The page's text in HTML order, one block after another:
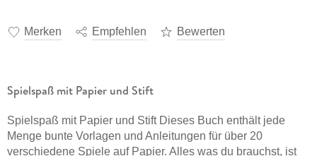
Merken Empfehlen Bewerten
Spielspaß mit Papier und Stift
Spielspaß mit Papier und Stift Dieses Buch enthält jede
Menge bunte Vorlagen und Anleitungen für über 20
verschiedene Spiele auf Papier. Alles was du brauchst, ist